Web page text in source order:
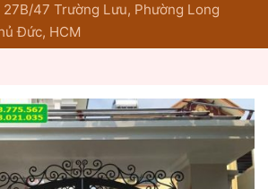
47 Trường Lưu, Phường Long
Đức, HCM